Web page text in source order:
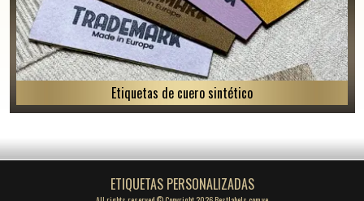
Etiquetas de cuero sintético
ETIQUETAS PERSONALIZADAS